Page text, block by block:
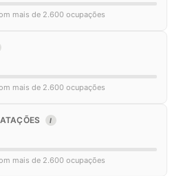
mais de 2.600 ocupações
mais de 2.600 ocupações
I
mais de 2.600 ocupações